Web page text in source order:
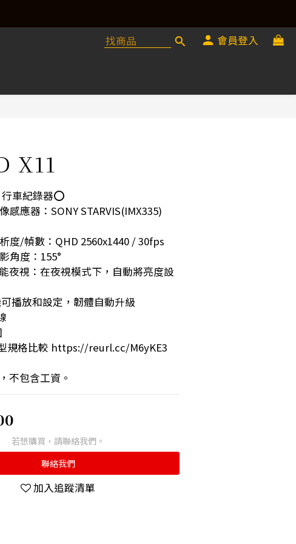
會員登入
X11
車紀錄器⭕️
感應器：SONY STARVIS(IMX335)
度/幀數：QHD 2560x1440 / 30fps
角度：155°
夜視：在夜視模式下，自動將亮度設
播放和設定，韌體自動升級
規格比較 https://reurl.cc/M6yKE3
不包含工資。
若想購買，請聯絡我們。
聯絡我們
加入追蹤清單